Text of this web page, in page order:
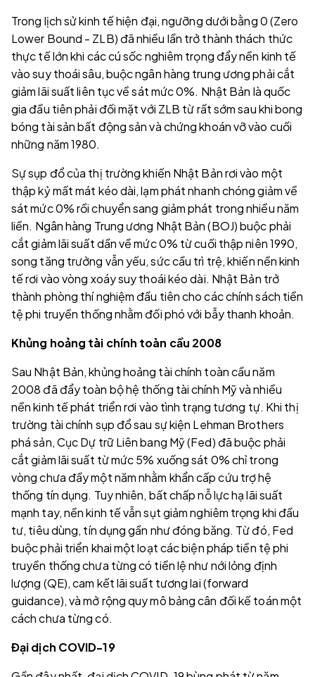
Trong lịch sử kinh tế hiện đại, ngưỡng dưới bằng 0 (Zero
Lower Bound - ZLB) đã nhiều lần trở thành thách thức
thực tế lớn khi các cú sốc nghiêm trọng đẩy nền kinh tế
vào suy thoái sâu, buộc ngân hàng trung ương phải cắt
giảm lãi suất liên tục về sát mức 0%. Nhật Bản là quốc
gia đầu tiên phải đối mặt với ZLB từ rất sớm sau khi bong
bóng tài sản bất động sản và chứng khoán vỡ vào cuối
những năm 1980.
Sự sụp đổ của thị trường khiến Nhật Bản rơi vào một
thập kỷ mất mát kéo dài, lạm phát nhanh chóng giảm về
sát mức 0% rồi chuyển sang giảm phát trong nhiều năm
liền. Ngân hàng Trung ương Nhật Bản (BOJ) buộc phải
cắt giảm lãi suất dần về mức 0% từ cuối thập niên 1990,
song tăng trưởng vẫn yếu, sức cầu trì trệ, khiến nền kinh
tế rơi vào vòng xoáy suy thoái kéo dài. Nhật Bản trở
thành phòng thí nghiệm đầu tiên cho các chính sách tiền
tệ phi truyền thống nhằm đối phó với bẫy thanh khoản.
Khủng hoảng tài chính toàn cầu 2008
Sau Nhật Bản, khủng hoảng tài chính toàn cầu năm
2008 đã đẩy toàn bộ hệ thống tài chính Mỹ và nhiều
nền kinh tế phát triển rơi vào tình trạng tương tự. Khi thị
trường tài chính sụp đổ sau sự kiện Lehman Brothers
phá sản, Cục Dự trữ Liên bang Mỹ (Fed) đã buộc phải
cắt giảm lãi suất từ mức 5% xuống sát 0% chỉ trong
vòng chưa đầy một năm nhằm khẩn cấp cứu trợ hệ
thống tín dụng. Tuy nhiên, bất chấp nỗ lực hạ lãi suất
mạnh tay, nền kinh tế vẫn sụt giảm nghiêm trọng khi đầu
tư, tiêu dùng, tín dụng gần như đóng băng. Từ đó, Fed
buộc phải triển khai một loạt các biện pháp tiền tệ phi
truyền thống chưa từng có tiền lệ như nới lỏng định
lượng (QE), cam kết lãi suất tương lai (forward
guidance), và mở rộng quy mô bảng cân đối kế toán một
cách chưa từng có.
Đại dịch COVID-19